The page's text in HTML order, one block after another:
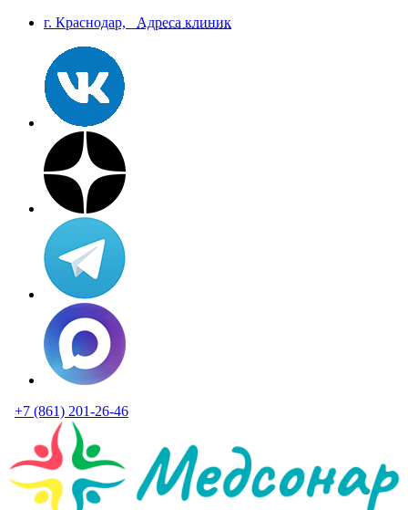
г. Краснодар, Aдреса клиник
+7 (861) 201-26-46